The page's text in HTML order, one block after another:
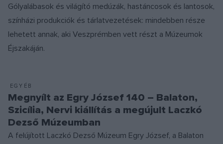
Gólyalábasok és világító medúzák, hastáncosok és lantosok,
színházi produkciók és tárlatvezetések: mindebben része
lehetett annak, aki Veszprémben vett részt a Múzeumok
Éjszakáján.
EGYÉB
Megnyílt az Egry József 140 – Balaton,
Szicília, Nervi kiállítás a megújult Laczkó
Dezső Múzeumban
A felújított Laczkó Dezső Múzeum Egry József, a Balaton